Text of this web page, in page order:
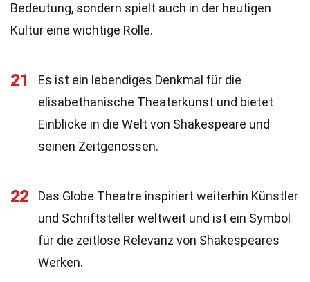
Bedeutung, sondern spielt auch in der heutigen
Kultur eine wichtige Rolle.
21
Es ist ein lebendiges Denkmal für die
elisabethanische Theaterkunst und bietet
Einblicke in die Welt von Shakespeare und
seinen Zeitgenossen.
22
Das Globe Theatre inspiriert weiterhin Künstler
und Schriftsteller weltweit und ist ein Symbol
für die zeitlose Relevanz von Shakespeares
Werken.